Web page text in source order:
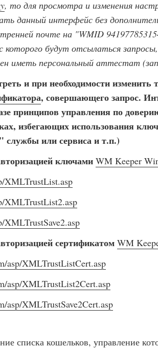
, то для просмотра и изменения
данный интерфейс без
почте на "WMID
будут отсылаться
иметь персональный аттестат
и при необходимости изменить
, совершающего запрос.
принципов управления по
избегающих использования
службы или сервиса и т.п.)
ключами WM Keeper
XMLTrustList.asp
XMLTrustList2.asp
XMLTrustSave2.asp
сертификатом WM
asp/XMLTrustListCert.asp
asp/XMLTrustList2Cert.asp
asp/XMLTrustSave2Cert.asp
списка кошельков, управление